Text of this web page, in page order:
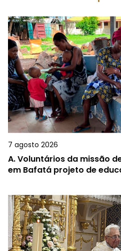
7 agosto 2026
A.Voluntários da missão
em Bafatá projeto de